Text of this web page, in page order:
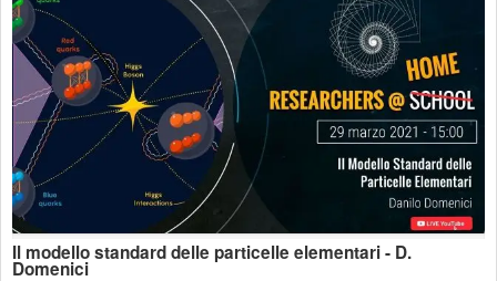
Il modello standard delle particelle elementari - D.
Domenici